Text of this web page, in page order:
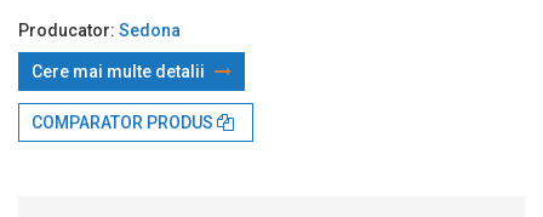
Producator: Sedona
Cere mai multe detalii
COMPARATOR PRODUS
Prin TBI:703.63 Lei x 24 rate*